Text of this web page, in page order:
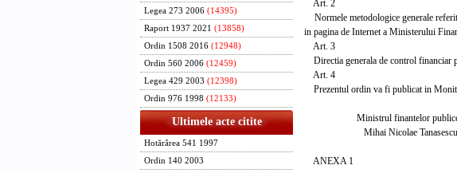
Legea 273 2006 (14395)
Raport 1937 2021 (13858)
Ordin 1508 2016 (12948)
Ordin 560 2006 (12459)
Legea 429 2003 (12398)
Ordin 976 1998 (12133)
Ultimele acte citite
Hotărârea 541 1997
Ordin 140 2003
Art. 2
Normele metodologice generale
in pagina de Internet a Ministerului
Art. 3
Directia generala de control financiar
Art. 4
Prezentul ordin va fi publicat in
Ministrul finantelor
Mihai Nicolae Tanasescu
ANEXA 1